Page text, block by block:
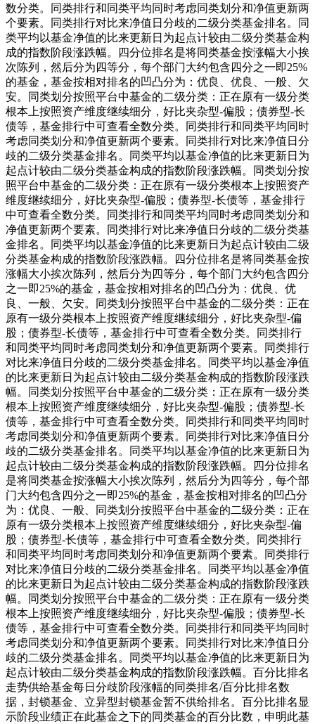
数分类。同类排行和同类平均同时考虑同类划分和净值更新两
个要素。同类排行对比来净值日分歧的二级分类基金排名。同
类平均以基金净值的比来更新日为起点计较由二级分类基金构
成的指数阶段涨跌幅。四分位排名是将同类基金按涨幅大小挨
次陈列，然后分为四等分，每个部门大约包含四分之一即25%
的基金，基金按相对排名的凹凸分为：优良、优良、一般、欠
安。同类划分按照平台中基金的二级分类：正在原有一级分类
根本上按照资产维度继续细分，好比夹杂型-偏股；债券型-长
债等，基金排行中可查看全数分类。同类排行和同类平均同时
考虑同类划分和净值更新两个要素。同类排行对比来净值日分
歧的二级分类基金排名。同类平均以基金净值的比来更新日为
起点计较由二级分类基金构成的指数阶段涨跌幅。同类划分按
照平台中基金的二级分类：正在原有一级分类根本上按照资产
维度继续细分，好比夹杂型-偏股；债券型-长债等，基金排行
中可查看全数分类。同类排行和同类平均同时考虑同类划分和
净值更新两个要素。同类排行对比来净值日分歧的二级分类基
金排名。同类平均以基金净值的比来更新日为起点计较由二级
分类基金构成的指数阶段涨跌幅。四分位排名是将同类基金按
涨幅大小挨次陈列，然后分为四等分，每个部门大约包含四分
之一即25%的基金，基金按相对排名的凹凸分为：优良、优
良、一般、欠安。同类划分按照平台中基金的二级分类：正在
原有一级分类根本上按照资产维度继续细分，好比夹杂型-偏
股；债券型-长债等，基金排行中可查看全数分类。同类排行
和同类平均同时考虑同类划分和净值更新两个要素。同类排行
对比来净值日分歧的二级分类基金排名。同类平均以基金净值
的比来更新日为起点计较由二级分类基金构成的指数阶段涨跌
幅。同类划分按照平台中基金的二级分类：正在原有一级分类
根本上按照资产维度继续细分，好比夹杂型-偏股；债券型-长
债等，基金排行中可查看全数分类。同类排行和同类平均同时
考虑同类划分和净值更新两个要素。同类排行对比来净值日分
歧的二级分类基金排名。同类平均以基金净值的比来更新日为
起点计较由二级分类基金构成的指数阶段涨跌幅。四分位排名
是将同类基金按涨幅大小挨次陈列，然后分为四等分，每个部
门大约包含四分之一即25%的基金，基金按相对排名的凹凸分
为：优良、一般、同类划分按照平台中基金的二级分类：正在
原有一级分类根本上按照资产维度继续细分，好比夹杂型-偏
股；债券型-长债等，基金排行中可查看全数分类。同类排行
和同类平均同时考虑同类划分和净值更新两个要素。同类排行
对比来净值日分歧的二级分类基金排名。同类平均以基金净值
的比来更新日为起点计较由二级分类基金构成的指数阶段涨跌
幅。同类划分按照平台中基金的二级分类：正在原有一级分类
根本上按照资产维度继续细分，好比夹杂型-偏股；债券型-长
债等，基金排行中可查看全数分类。同类排行和同类平均同时
考虑同类划分和净值更新两个要素。同类排行对比来净值日分
歧的二级分类基金排名。同类平均以基金净值的比来更新日为
起点计较由二级分类基金构成的指数阶段涨跌幅。百分比排名
走势供给基金每日分歧阶段涨幅的同类排名/百分比排名数
据，封锁基金、立异型封锁基金暂不供给排名。百分比排名显
示阶段业绩正在此基金之下的同类基金的百分比数，申明此基